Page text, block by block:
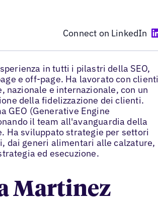
Connect on LinkedIn
in tutti i pilastri della SEO,
e off-page. Ha lavorato con clienti
nazionale e internazionale, con un
della fidelizzazione dei clienti.
GEO (Generative Engine
il team all'avanguardia della
Ha sviluppato strategie per settori
dai generi alimentari alle calzature,
ed esecuzione.
Martinez